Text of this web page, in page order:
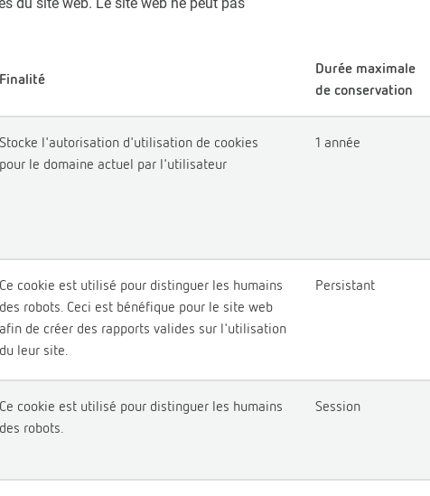
Finalité
Durée maximale
de conservation
Stocke l'autorisation d'utilisation de cookies
pour le domaine actuel par l'utilisateur
1 année
Ce cookie est utilisé pour distinguer les humains
des robots. Ceci est bénéfique pour le site web
afin de créer des rapports valides sur l'utilisation
du leur site.
Persistant
Ce cookie est utilisé pour distinguer les humains
des robots.
Session